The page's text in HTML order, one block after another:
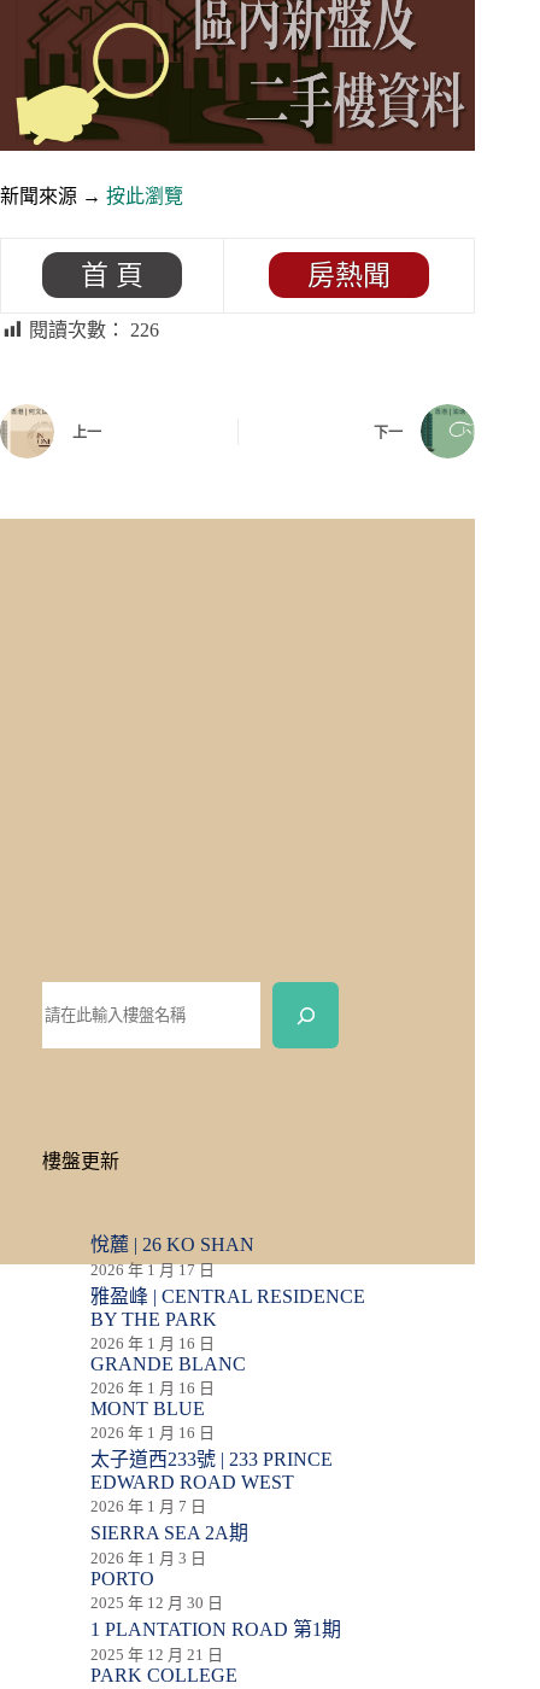
新聞來源 → 按此瀏覽
首 頁 房熱聞
閱讀次數： 226
上一 下一
樓盤更新
悅麓 | 26 KO SHAN
2026 年 1 月 17 日
雅盈峰 | CENTRAL RESIDENCE
BY THE PARK
2026 年 1 月 16 日
GRANDE BLANC
2026 年 1 月 16 日
MONT BLUE
2026 年 1 月 16 日
太子道西233號 | 233 PRINCE
EDWARD ROAD WEST
2026 年 1 月 7 日
SIERRA SEA 2A期
2026 年 1 月 3 日
PORTO
2025 年 12 月 30 日
1 PLANTATION ROAD 第1期
2025 年 12 月 21 日
PARK COLLEGE